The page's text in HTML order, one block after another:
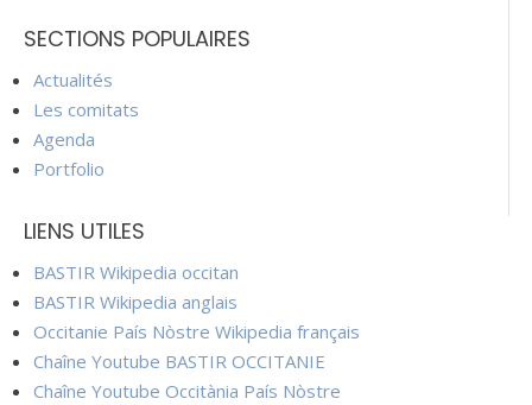
SECTIONS POPULAIRES
Actualités
Les comitats
Agenda
Portfolio
LIENS UTILES
BASTIR Wikipedia occitan
BASTIR Wikipedia anglais
Occitanie País Nòstre Wikipedia français
Chaîne Youtube BASTIR OCCITANIE
Chaîne Youtube Occitània País Nòstre